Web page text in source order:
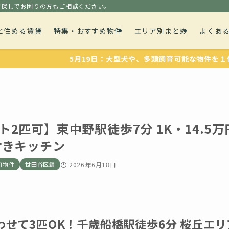
しでお困りの方もご相談ください。
住める賃貸 特集・おすすめ物件 エリア別まとめ よくあ
5月19日：大型犬や、多頭飼育可能な物件を１件追加しま
2匹可】東中野駅徒歩7分 1K・14.5万
キッチン
物件 世田谷区編 2026年6月18日
て3匹OK！千歳船橋駅徒歩6分 桜丘エ